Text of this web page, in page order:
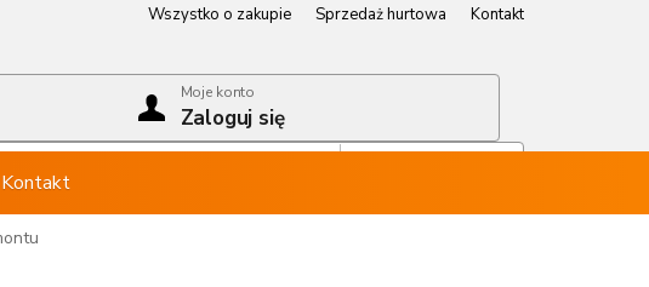
Wszystko o zakupie Sprzedaż hurtowa
Kontakt
Moje konto
Zaloguj się
Kontakt